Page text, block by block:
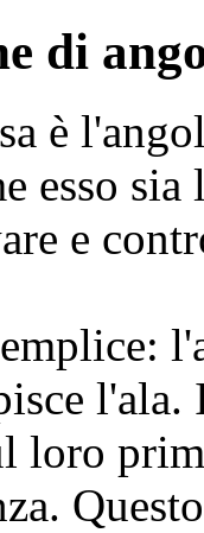
di
è
esso
e
loro